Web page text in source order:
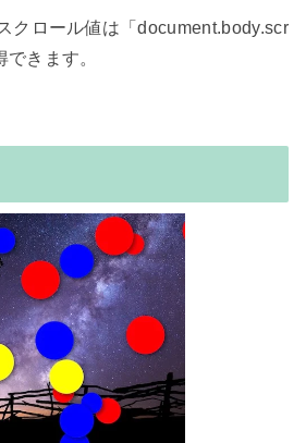
クロール値は「document.body.scr
きます。